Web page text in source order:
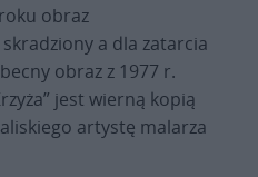
obraz
a dla zatarcia
obraz z 1977 r.
jest wierną kopią
artystę malarza